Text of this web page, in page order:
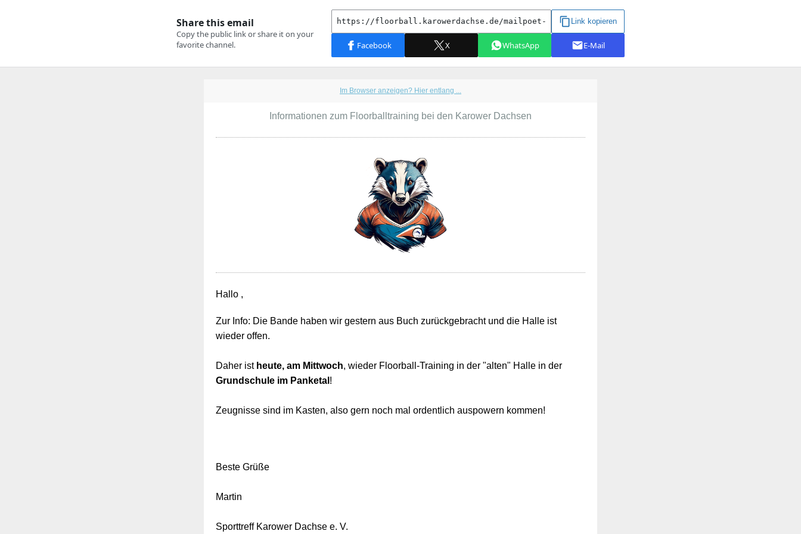
Im Browser anzeigen? Hier entlang ...
Informationen zum Floorballtraining bei den Karower Dachsen
Hallo ,
Zur Info: Die Bande haben wir gestern aus Buch zurückgebracht und die Halle ist
wieder offen.
Daher ist heute, am Mittwoch, wieder Floorball-Training in der "alten" Halle in der
Grundschule im Panketal !
Zeugnisse sind im Kasten, also gern noch mal ordentlich auspowern kommen!
Beste Grüße
Martin
Sporttreff Karower Dachse e. V.